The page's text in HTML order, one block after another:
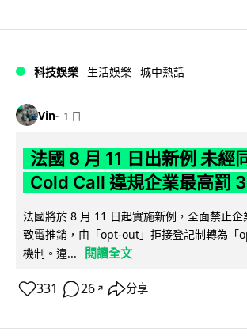
科技娛樂 生活娛樂 城中熱話
Vin 1 日
法國 8 月 11 日出新例 未經
Cold Call 違規企業最高罰
法國將於 8 月 11 日起實施新例，全面禁止企
致電推銷，由「opt-out」拒接登記制轉為「
機制。違...
閱讀全文
331 26 ↗ 分享